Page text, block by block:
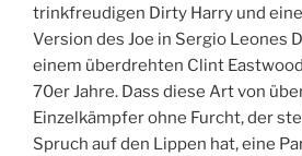
trinkfreudigen Dirty Harry und
Version des Joe in Sergio Leones
einem überdrehten Clint
70er Jahre. Dass diese Art von
Einzelkämpfer ohne Furcht, der
Spruch auf den Lippen hat, eine